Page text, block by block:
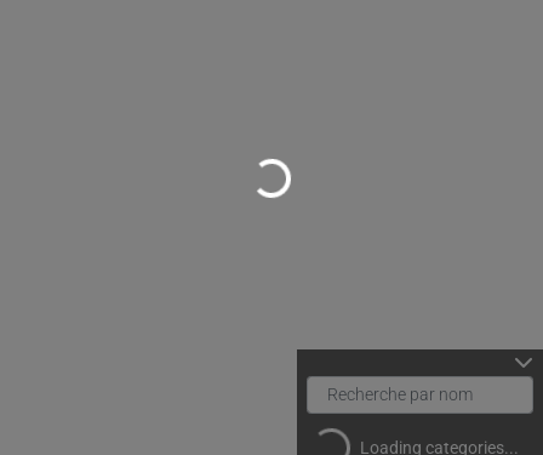
Loading...
Loading categories...